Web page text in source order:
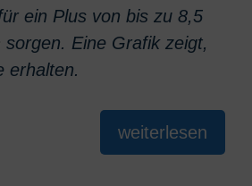
ein Plus von bis zu 8,5
sorgen. Eine Grafik zeigt,
erhalten.
weiterlesen